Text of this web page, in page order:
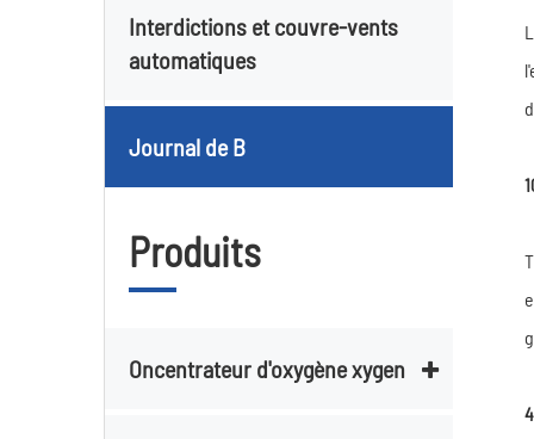
Interdictions et couvre-vents
automatiques
Journal de B
Produits
Oncentrateur d'oxygène xygen